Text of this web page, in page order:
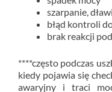
szarpanie,
błąd kontroli
brak reakcji
****często podczas
kiedy pojawia się
awaryjny i traci